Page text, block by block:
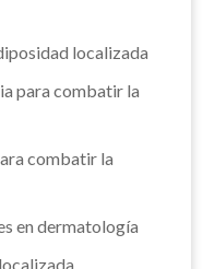
localizada
para combatir la
combatir la
en dermatología